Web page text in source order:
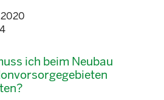
ich beim Neubau